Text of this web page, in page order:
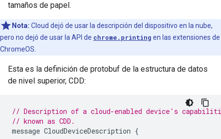
tamaños de papel.
Nota: Cloud dejó de usar la descripción del dispositivo en la nube,
pero no dejó de usar la API de chrome.printing en las extensiones de
ChromeOS.
Esta es la definición de protobuf de la estructura de datos
de nivel superior, CDD:
// Description of a cloud-enabled device's
// known as CDD.
message CloudDeviceDescription {